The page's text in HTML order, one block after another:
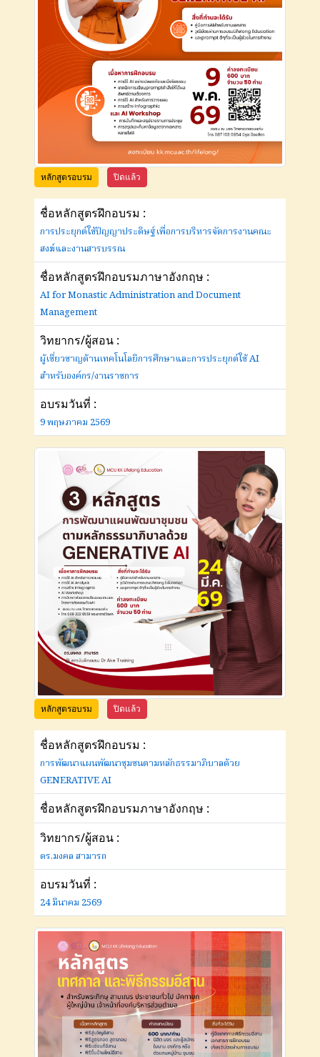
หลักสูตรอบรม ปิดแล้ว
ชื่อหลักสูตรฝึกอบรม :
การประยุกต์ใช้ปัญญาประดิษฐ์เพื่อการบริหารจัดการงานคณะ
สงฆ์และงานสารบรรณ
ชื่อหลักสูตรฝึกอบรมภาษาอังกฤษ :
AI for Monastic Administration and Document
Management
วิทยากร/ผู้สอน :
ผู้เชี่ยวชาญด้านเทคโนโลยีการศึกษาและการประยุกต์ใช้ AI
สำหรับองค์กร/งานราชการ
อบรมวันที่ :
9 พฤษภาคม 2569
หลักสูตรอบรม ปิดแล้ว
ชื่อหลักสูตรฝึกอบรม :
การพัฒนาแผนพัฒนาชุมชนตามหลักธรรมาภิบาลด้วย
GENERATIVE AI
ชื่อหลักสูตรฝึกอบรมภาษาอังกฤษ :
วิทยากร/ผู้สอน :
ดร.มงคล สามารถ
อบรมวันที่ :
24 มีนาคม 2569